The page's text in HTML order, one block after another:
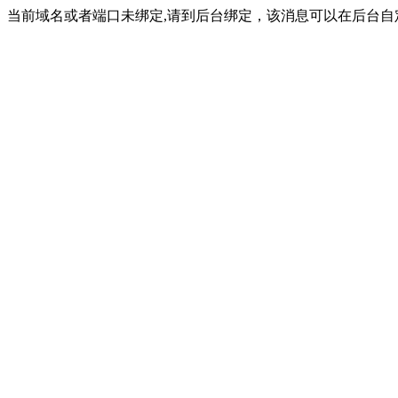
当前域名或者端口未绑定,请到后台绑定，该消息可以在后台自